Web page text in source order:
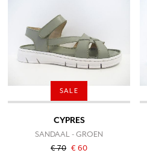
SALE
CYPRES
SANDAAL - GROEN
€ 70 € 60